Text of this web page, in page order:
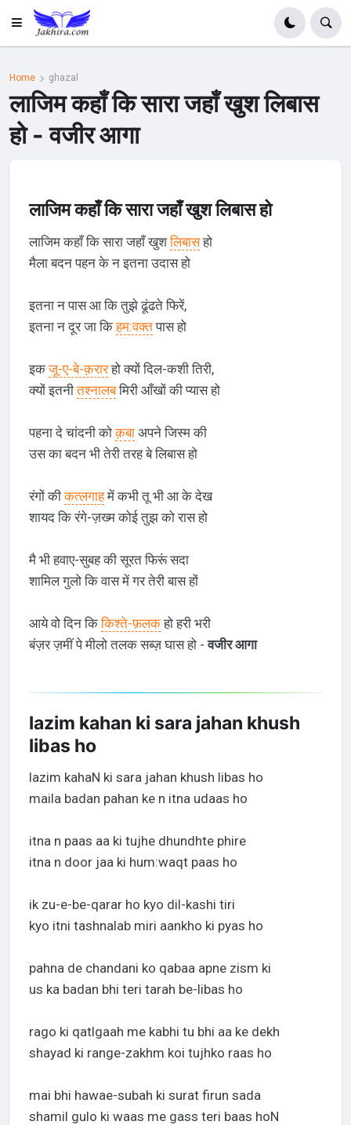
Home ghazal
लाजिम कहाँ कि सारा जहाँ खुश लिबास
हो - वजीर आगा
लाजिम कहाँ कि सारा जहाँ खुश लिबास हो
लाजिम कहाँ कि सारा जहाँ खुशलिबासहो
मैला बदन पहन के न इतना उदास हो
इतना न पास आ कि तुझे ढूंढते फिरें,
इतना न दूर जा किहम:वक्तपास हो
इकजू-ए-बे-क़रारहो क्यों दिल-कशी तिरी,
क्यों इतनीतश्नालबमिरी आँखों की प्यास हो
पहना दे चांदनी कोक़बाअपने जिस्म की
उस का बदन भी तेरी तरह बे लिबास हो
रंगों कीकत्लगाहमें कभी तू भी आ के देख
शायद कि रंगे-ज़ख्म कोई तुझ को रास हो
मै भी हवाए-सुबह की सूरत फिरूं सदा
शामिल गुलो कि वास में गर तेरी बास हों
आये वो दिन किकिश्ते-फ़लकहो हरी भरी
बंज़र ज़मीं पे मीलो तलक सब्ज़ घास हो -वजीर आगा
lazim kahan ki sara jahan khush
libas ho
lazim kahaN ki sara jahan khush libas ho
maila badan pahan ke n itna udaas ho
itna n paas aa ki tujhe dhundhte phire
itna n door jaa ki hum:waqt paas ho
ik zu-e-be-qarar ho kyo dil-kashi tiri
kyo itni tashnalab miri aankho ki pyas ho
pahna de chandani ko qabaa apne zism ki
us ka badan bhi teri tarah be-libas ho
rago ki qatlgaah me kabhi tu bhi aa ke dekh
shayad ki range-zakhm koi tujhko raas ho
mai bhi hawae-subah ki surat firun sada
shamil gulo ki waas me gass teri baas hoN